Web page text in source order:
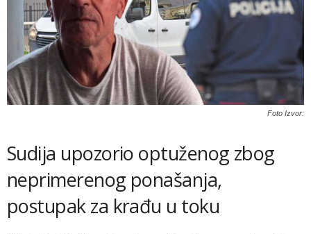
Foto Izvor:
Sudija upozorio optuženog zbog
neprimerenog ponašanja,
postupak za krađu u toku